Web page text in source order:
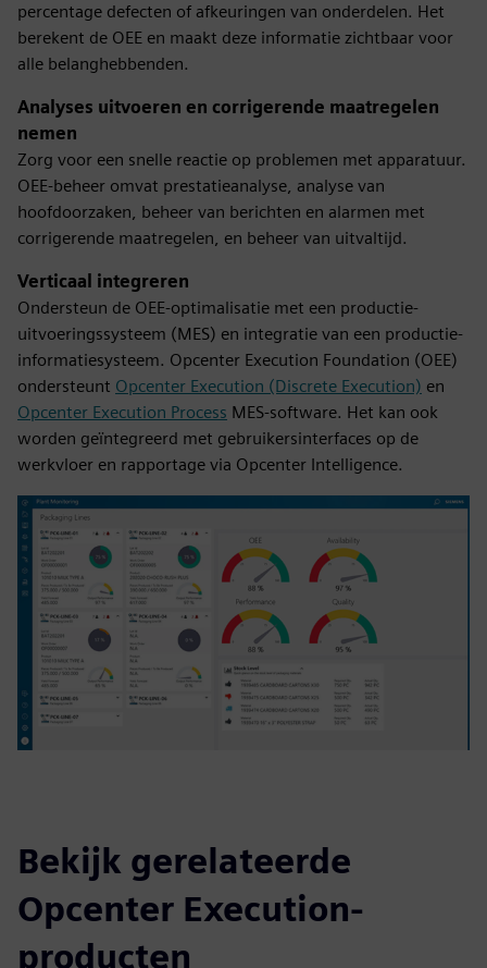
percentage defecten of afkeuringen van onderdelen. Het
berekent de OEE en maakt deze informatie zichtbaar voor
alle belanghebbenden.
Analyses uitvoeren en corrigerende maatregelen
nemen
Zorg voor een snelle reactie op problemen met apparatuur.
OEE-beheer omvat prestatieanalyse, analyse van
hoofdoorzaken, beheer van berichten en alarmen met
corrigerende maatregelen, en beheer van uitvaltijd.
Verticaal integreren
Ondersteun de OEE-optimalisatie met een productie-
uitvoeringssysteem (MES) en integratie van een productie-
informatiesysteem. Opcenter Execution Foundation (OEE)
ondersteunt Opcenter Execution (Discrete Execution) en
Opcenter Execution Process MES-software. Het kan ook
worden geïntegreerd met gebruikersinterfaces op de
werkvloer en rapportage via Opcenter Intelligence.
Bekijk gerelateerde
Opcenter Execution-
producten